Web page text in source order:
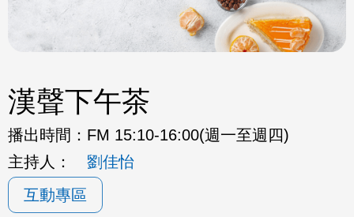
漢聲下午茶
播出時間： FM 15:10-16:00(週一至週四)
主持人：
劉佳怡
互動專區